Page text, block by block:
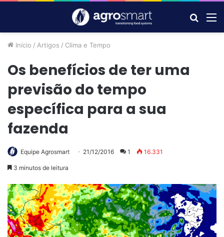
por
Início / Artigos / Clima e Tempo
Os benefícios de ter uma
previsão do tempo
específica para a sua
fazenda
Equipe Agrosmart 21/12/2016 1 16.331
3 minutos de leitura